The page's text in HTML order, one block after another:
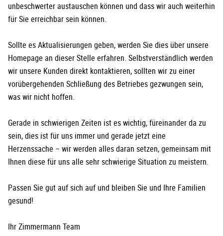
unbeschwerter austauschen können und dass wir auch weiterhin
für Sie erreichbar sein können.
Sollte es Aktualisierungen geben, werden Sie dies über unsere
Homepage an dieser Stelle erfahren. Selbstverständlich werden
wir unsere Kunden direkt kontaktieren, sollten wir zu einer
vorübergehenden Schließung des Betriebes gezwungen sein,
was wir nicht hoffen.
Gerade in schwierigen Zeiten ist es wichtig, füreinander da zu
sein, dies ist für uns immer und gerade jetzt eine
Herzenssache – wir werden alles daran setzen, gemeinsam mit
Ihnen diese für uns alle sehr schwierige Situation zu meistern.
Passen Sie gut auf sich auf und bleiben Sie und Ihre Familien
gesund!
Ihr Zimmermann Team